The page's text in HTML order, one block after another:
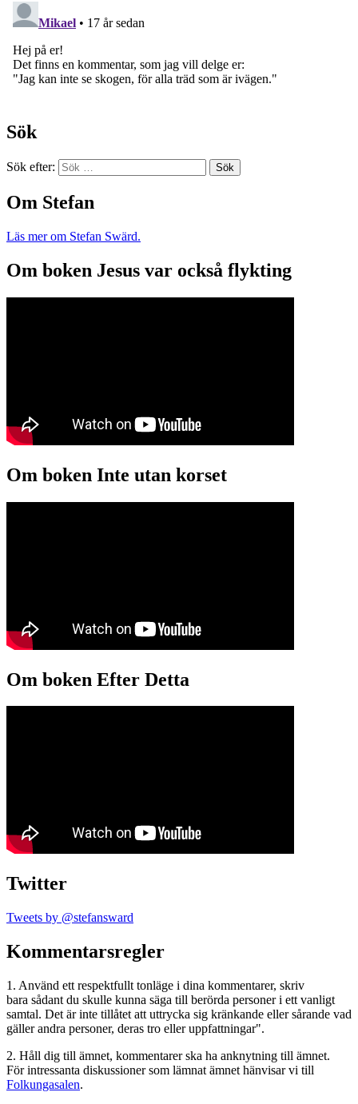
Sök
Sök efter:
Om Stefan
Läs mer om Stefan Swärd.
Om boken Jesus var också flykting
Om boken Inte utan korset
Om boken Efter Detta
Twitter
Tweets by @stefansward
Kommentarsregler
1. Använd ett respektfullt tonläge i dina kommentarer, skriv
bara sådant du skulle kunna säga till berörda personer i ett vanligt
samtal. Det är inte tillåtet att uttrycka sig kränkande eller sårande vad
gäller andra personer, deras tro eller uppfattningar".
2. Håll dig till ämnet, kommentarer ska ha anknytning till ämnet.
För intressanta diskussioner som lämnat ämnet hänvisar vi till
Folkungasalen.